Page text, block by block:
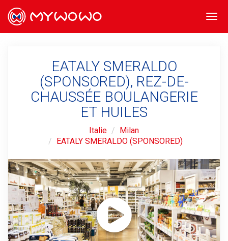
EATALY SMERALDO
(SPONSORED), REZ-DE-
CHAUSSÉE BOULANGERIE
ET HUILES
Italie
Milan
EATALY SMERALDO (SPONSORED)